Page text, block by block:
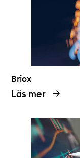
Briox
Läs mer